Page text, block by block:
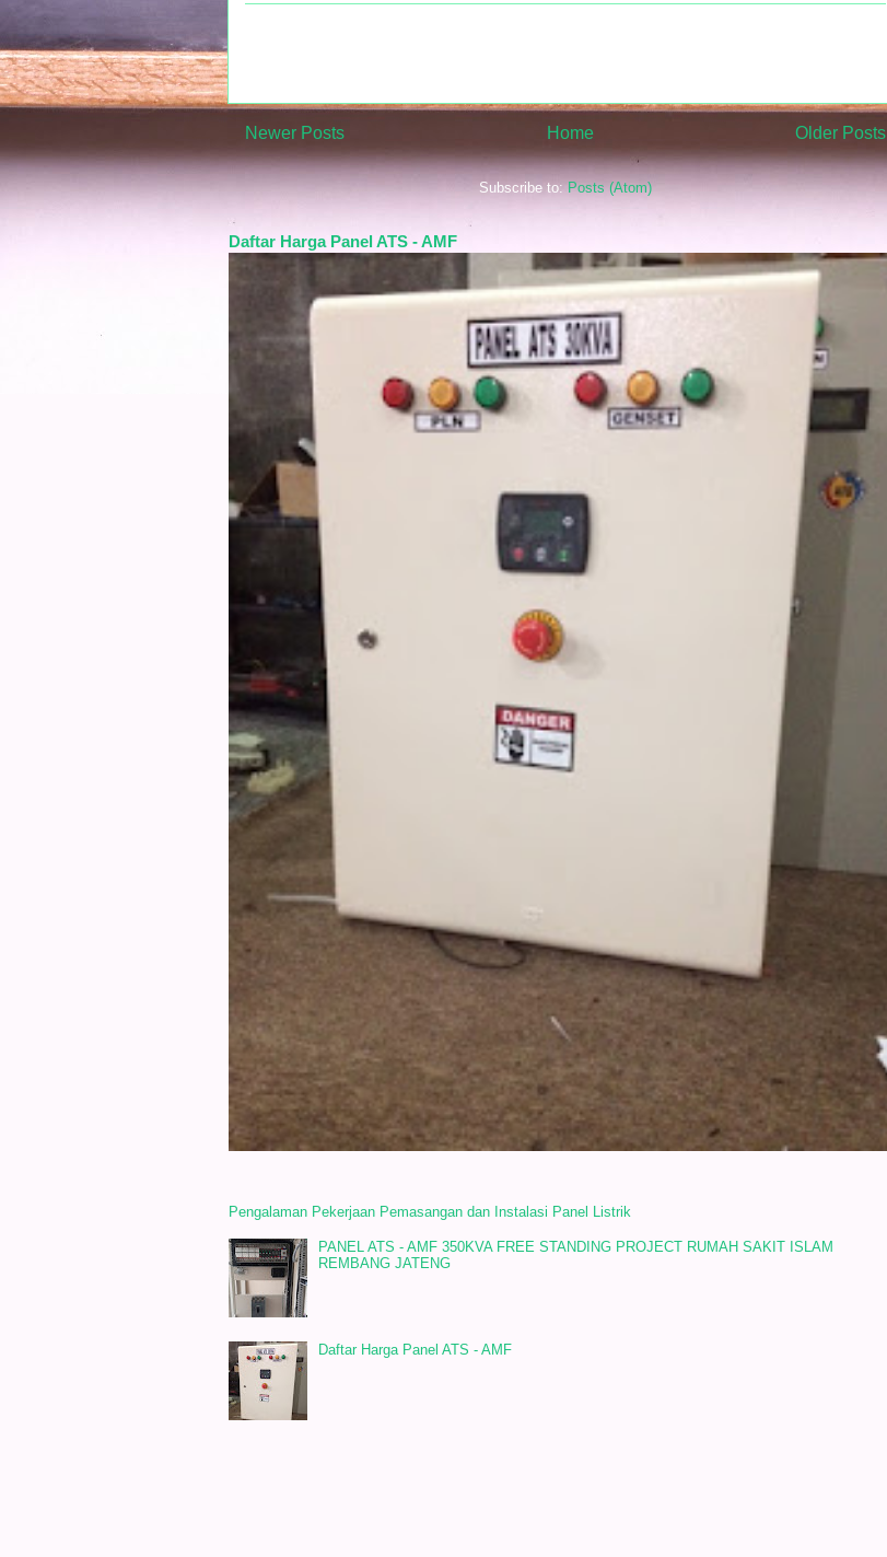
Newer Posts Older Posts
Home
Subscribe to: Posts (Atom)
Daftar Harga Panel ATS - AMF
Pengalaman Pekerjaan Pemasangan dan Instalasi Panel Listrik
PANEL ATS - AMF 350KVA FREE STANDING PROJECT RUMAH SAKIT ISLAM
REMBANG JATENG
Daftar Harga Panel ATS - AMF